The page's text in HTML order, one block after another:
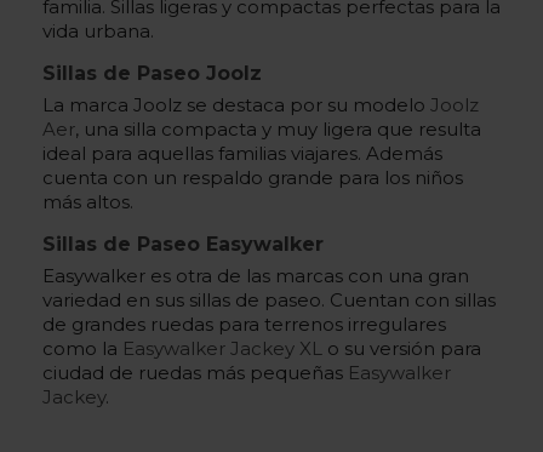
familia. Sillas ligeras y compactas perfectas para la
vida urbana.
Sillas de Paseo Joolz
La marca Joolz se destaca por su modelo Joolz
Aer, una silla compacta y muy ligera que resulta
ideal para aquellas familias viajares. Además
cuenta con un respaldo grande para los niños
más altos.
Sillas de Paseo Easywalker
Easywalker es otra de las marcas con una gran
variedad en sus sillas de paseo. Cuentan con sillas
de grandes ruedas para terrenos irregulares
como la Easywalker Jackey XL o su versión para
ciudad de ruedas más pequeñas Easywalker
Jackey.